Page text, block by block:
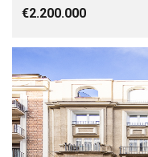
€2.200.000